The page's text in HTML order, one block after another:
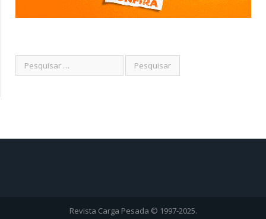
Revista Carga Pesada © 1997-2025.